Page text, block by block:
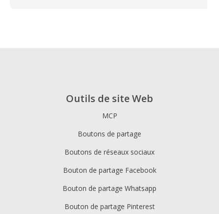
Outils de site Web
MCP
Boutons de partage
Boutons de réseaux sociaux
Bouton de partage Facebook
Bouton de partage Whatsapp
Bouton de partage Pinterest